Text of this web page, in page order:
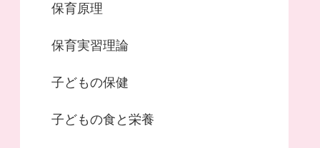
保育原理
保育実習理論
子どもの保健
子どもの食と栄養